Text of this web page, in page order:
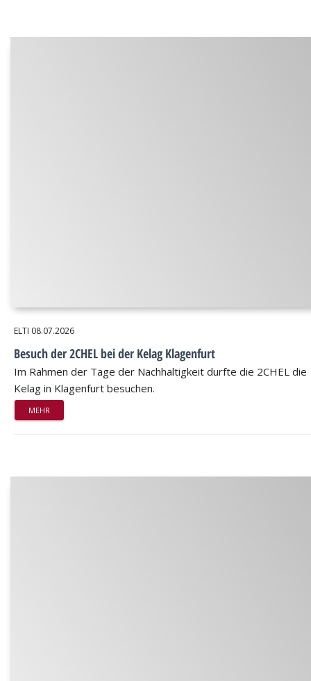
ELTI 08.07.2026
Besuch der 2CHEL bei der Kelag Klagenfurt
Im Rahmen der Tage der Nachhaltigkeit durfte die 2CHEL die
Kelag in Klagenfurt besuchen.
MEHR